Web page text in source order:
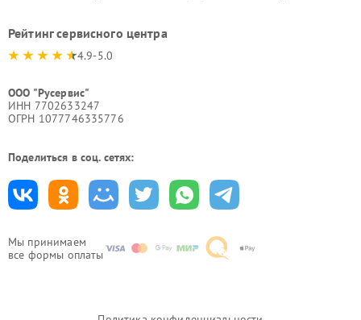
Мы принимаем
все формы оплаты
Рейтинг сервисного центра
4.9-5.0
ООО "Русервис"
ИНН 7702633247
ОГРН 1077746335776
Поделиться в соц. сетях: